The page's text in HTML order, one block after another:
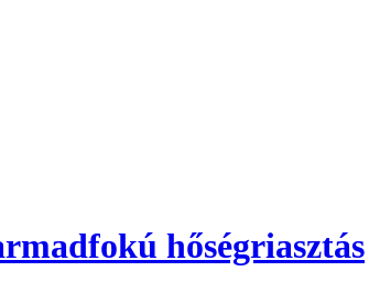
hőségriasztás